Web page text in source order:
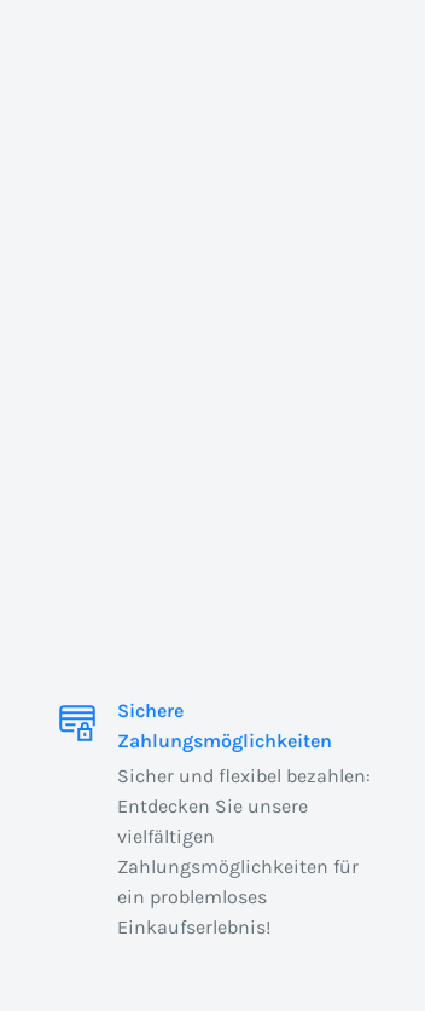
Sichere
Zahlungsmöglichkeiten
Sicher und flexibel bezahlen:
Entdecken Sie unsere
vielfältigen
Zahlungsmöglichkeiten für
ein problemloses
Einkaufserlebnis!